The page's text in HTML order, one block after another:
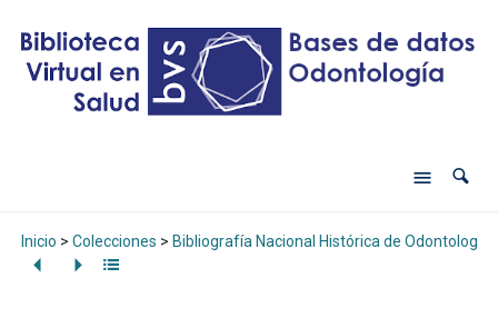
Inicio > Colecciones > Bibliografía Nacional Histórica de Odontología